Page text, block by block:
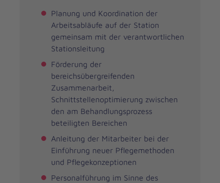
Planung und Koordination der
Arbeitsabläufe auf der Station
gemeinsam mit der verantwortlichen
Stationsleitung
Förderung der
bereichsübergreifenden
Zusammenarbeit,
Schnittstellenoptimierung zwischen
den am Behandlungsprozess
beteiligten Bereichen
Anleitung der Mitarbeiter bei der
Einführung neuer Pflegemethoden
und Pflegekonzeptionen
Personalführung im Sinne des